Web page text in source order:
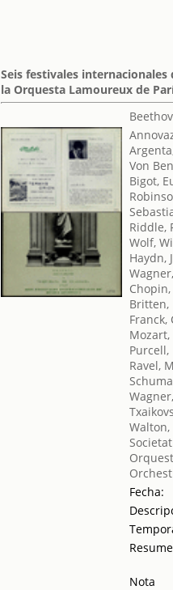
Seis festivales
la Orquesta Lamoureux de
Von
Bigot,
Riddle,
Wolf,
Haydn,
Britten,
Franck,
Purcell,
Ravel,
Fecha:
Nota